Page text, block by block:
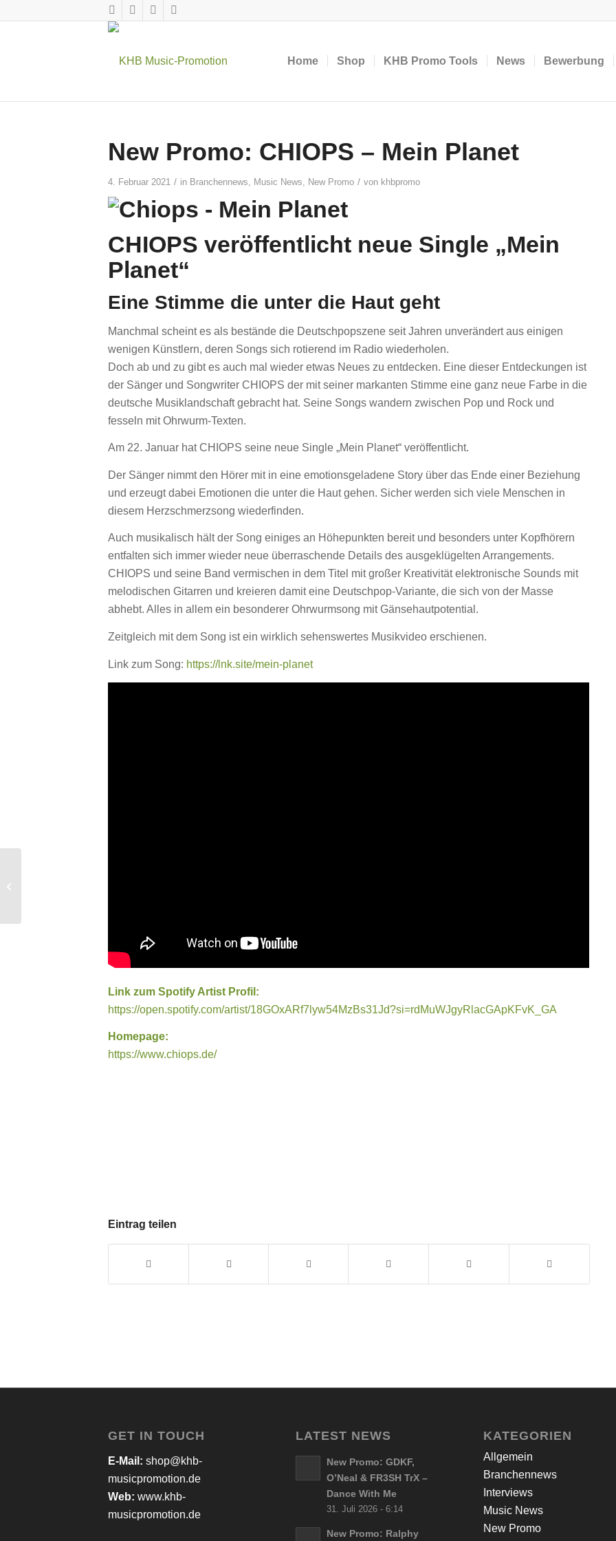
Home Shop KHB Promo Tools News Bewerbung
New Promo: CHIOPS – Mein Planet
4. Februar 2021 / in Branchennews, Music News, New Promo / von khbpromo
CHIOPS veröffentlicht neue Single „Mein
Planet“
Eine Stimme die unter die Haut geht
Manchmal scheint es als bestände die Deutschpopszene seit Jahren unverändert aus einigen
wenigen Künstlern, deren Songs sich rotierend im Radio wiederholen.
Doch ab und zu gibt es auch mal wieder etwas Neues zu entdecken. Eine dieser Entdeckungen ist
der Sänger und Songwriter CHIOPS der mit seiner markanten Stimme eine ganz neue Farbe in die
deutsche Musiklandschaft gebracht hat. Seine Songs wandern zwischen Pop und Rock und
fesseln mit Ohrwurm-Texten.
Am 22. Januar hat CHIOPS seine neue Single „Mein Planet“ veröffentlicht.
Der Sänger nimmt den Hörer mit in eine emotionsgeladene Story über das Ende einer Beziehung
und erzeugt dabei Emotionen die unter die Haut gehen. Sicher werden sich viele Menschen in
diesem Herzschmerzsong wiederfinden.
Auch musikalisch hält der Song einiges an Höhepunkten bereit und besonders unter Kopfhörern
entfalten sich immer wieder neue überraschende Details des ausgeklügelten Arrangements.
CHIOPS und seine Band vermischen in dem Titel mit großer Kreativität elektronische Sounds mit
melodischen Gitarren und kreieren damit eine Deutschpop-Variante, die sich von der Masse
abhebt. Alles in allem ein besonderer Ohrwurmsong mit Gänsehautpotential.
Zeitgleich mit dem Song ist ein wirklich sehenswertes Musikvideo erschienen.
Link zum Song: https://lnk.site/mein-planet
Link zum Spotify Artist Profil:
https://open.spotify.com/artist/18GOxARf7lyw54MzBs31Jd?si=rdMuWJgyRlacGApKFvK_GA
Homepage:
https://www.chiops.de/
Eintrag teilen
GET IN TOUCH
E-Mail: shop@khb-
musicpromotion.de
Web: www.khb-
musicpromotion.de
LATEST NEWS
New Promo: GDKF,
O’Neal & FR3SH TrX –
Dance With Me
31. Juli 2026 - 6:14
New Promo: Ralphy
KATEGORIEN
Allgemein
Branchennews
Interviews
Music News
New Promo